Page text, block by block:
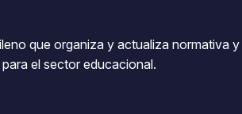
que organiza y actualiza normativa y
el sector educacional.